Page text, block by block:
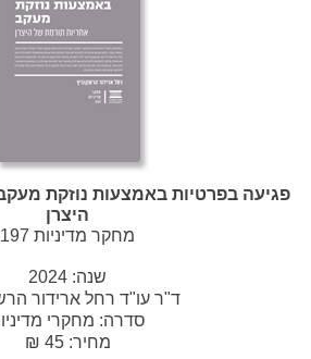
פגיעה בפרטיות באמצעות נוזקת
היצרן
מחקר מדיניות 197
שנה: 2024
ד"ר עו"ד רחל ארידור
סדרה: מחקרי
מחיר: 45 ₪